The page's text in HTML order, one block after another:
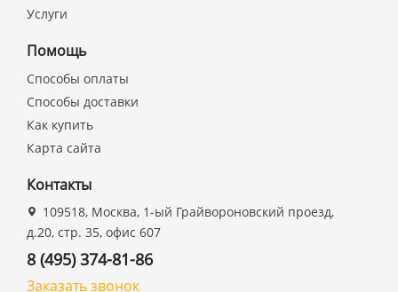
Услуги
Помощь
Способы оплаты
Способы доставки
Как купить
Карта сайта
Контакты
109518, Москва, 1-ый Грайвороновский проезд,
д.20, стр. 35, офис 607
8 (495) 374-81-86
Заказать звонок